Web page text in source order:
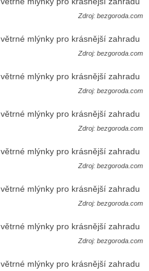
Zdroj: bezgoroda.com
Zdroj: bezgoroda.com
Zdroj: bezgoroda.com
Zdroj: bezgoroda.com
Zdroj: bezgoroda.com
Zdroj: bezgoroda.com
Zdroj: bezgoroda.com